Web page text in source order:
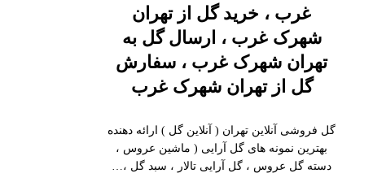
غرب ، خرید گل از تهران
شهرک غرب ، ارسال گل به
تهران شهرک غرب ، سفارش
گل از تهران شهرک غرب
گل فروشی آنلاین تهران ( آنلاین گل ) ارائه دهنده
بهترین نمونه های گل آرایی ( ماشین عروس ،
دسته گل عروس ، گل آرایی تالار ، سبد گل ،…